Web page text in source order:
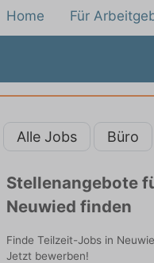
Home Für
Alle Jobs Büro
Stellenangebote
Neuwied finden
Finde Teilzeit-Jobs in
Jetzt bewerben!